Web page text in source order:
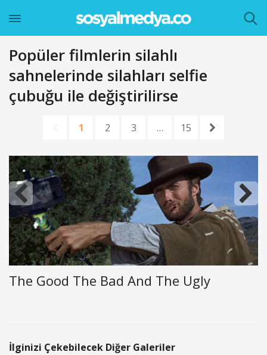
Popüler filmlerin silahlı
sahnelerinde silahları selfie
çubuğu ile değiştirilirse
1 2 3 … 15
The Good The Bad And The Ugly
İlginizi Çekebilecek Diğer Galeriler